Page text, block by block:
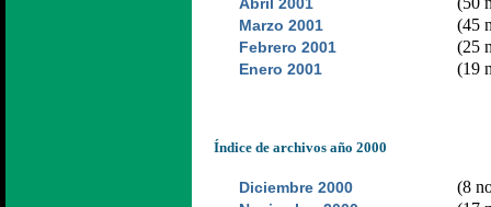
Marzo 2001 (45
Febrero 2001 (25
Enero 2001 (19
Índice de archivos año 2000
Diciembre 2000 (8